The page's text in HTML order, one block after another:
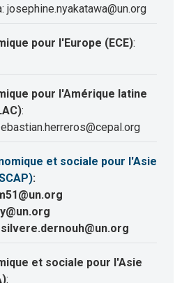
josephine.nyakatawa@un.org
pour l'Europe (ECE):
pour l'Amérique latine
:
et sociale pour l'Asie
:
et sociale pour l'Asie
: